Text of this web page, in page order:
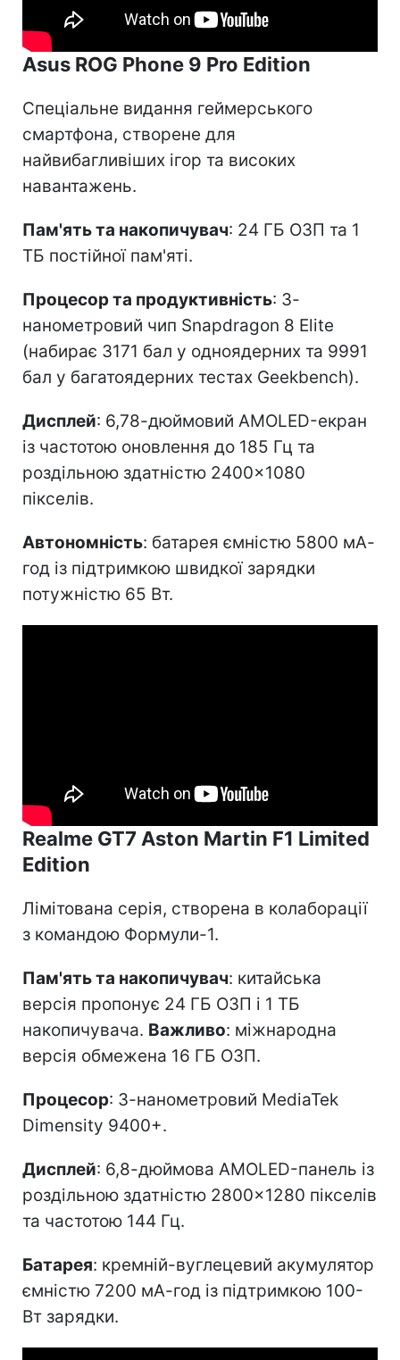
Asus ROG Phone 9 Pro Edition
Спеціальне видання геймерського
смартфона, створене для
найвибагливіших ігор та високих
навантажень.
Пам'ять та накопичувач: 24 ГБ ОЗП та 1
ТБ постійної пам'яті.
Процесор та продуктивність: 3-
нанометровий чип Snapdragon 8 Elite
(набирає 3171 бал у одноядерних та 9991
бал у багатоядерних тестах Geekbench).
Дисплей: 6,78-дюймовий AMOLED-екран
із частотою оновлення до 185 Гц та
роздільною здатністю 2400×1080
пікселів.
Автономність: батарея ємністю 5800 мА-
год із підтримкою швидкої зарядки
потужністю 65 Вт.
Realme GT7 Aston Martin F1 Limited
Edition
Лімітована серія, створена в колаборації
з командою Формули-1.
Пам'ять та накопичувач: китайська
версія пропонує 24 ГБ ОЗП і 1 ТБ
накопичувача. Важливо: міжнародна
версія обмежена 16 ГБ ОЗП.
Процесор: 3-нанометровий MediaTek
Dimensity 9400+.
Дисплей: 6,8-дюймова AMOLED-панель із
роздільною здатністю 2800×1280 пікселів
та частотою 144 Гц.
Батарея: кремній-вуглецевий акумулятор
ємністю 7200 мА-год із підтримкою 100-
Вт зарядки.